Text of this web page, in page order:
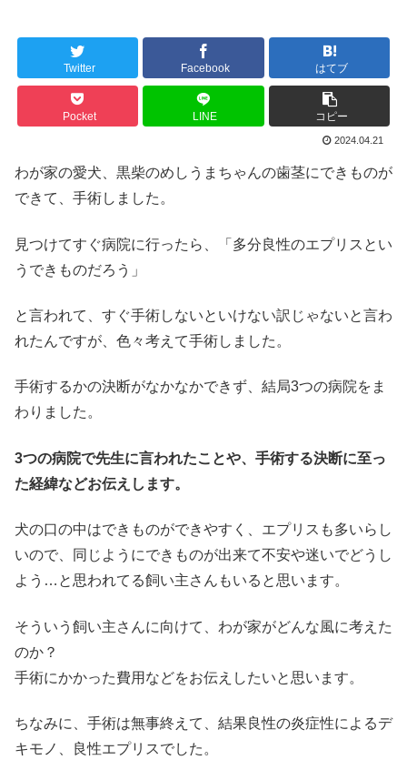
Twitter Facebook はてブ
Pocket LINE コピー
2024.04.21
わが家の愛犬、黒柴のめしうまちゃんの歯茎にできものが
できて、手術しました。
見つけてすぐ病院に行ったら、「多分良性のエプリスとい
うできものだろう」
と言われて、すぐ手術しないといけない訳じゃないと言わ
れたんですが、色々考えて手術しました。
手術するかの決断がなかなかできず、結局3つの病院をま
わりました。
3つの病院で先生に言われたことや、手術する決断に至っ
た経緯などお伝えします。
犬の口の中はできものができやすく、エプリスも多いらし
いので、同じようにできものが出来て不安や迷いでどうし
よう…と思われてる飼い主さんもいると思います。
そういう飼い主さんに向けて、わが家がどんな風に考えた
のか？
手術にかかった費用などをお伝えしたいと思います。
ちなみに、手術は無事終えて、結果良性の炎症性によるデ
キモノ、良性エプリスでした。